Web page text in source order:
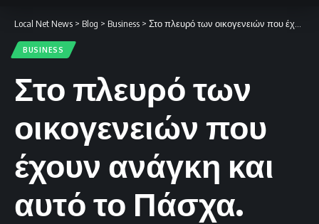
Local Net News > Blog > Business > Στο πλευρό των οικογενειών που έχουν ανάγκη και αυτό το Πάσχα.
BUSINESS
Στο πλευρό των
οικογενειών που
έχουν ανάγκη και
αυτό το Πάσχα.